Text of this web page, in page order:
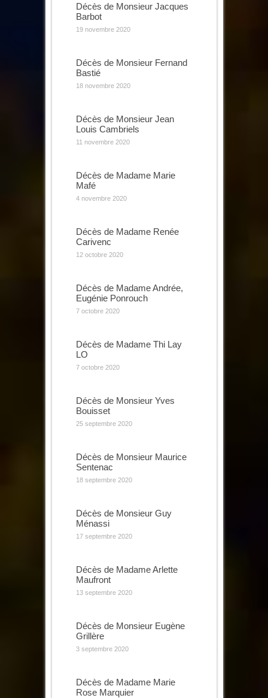
Décès de Monsieur Jacques
Barbot
19 novembre 2020
Décès de Monsieur Fernand
Bastié
18 novembre 2020
Décès de Monsieur Jean
Louis Cambriels
11 novembre 2020
Décès de Madame Marie
Mafé
4 novembre 2020
Décès de Madame Renée
Carivenc
12 octobre 2020
Décès de Madame Andrée,
Eugénie Ponrouch
7 octobre 2020
Décès de Madame Thi Lay
LO
7 octobre 2020
Décès de Monsieur Yves
Bouisset
25 septembre 2020
Décès de Monsieur Maurice
Sentenac
18 septembre 2020
Décès de Monsieur Guy
Ménassi
17 septembre 2020
Décès de Madame Arlette
Maufront
13 septembre 2020
Décès de Monsieur Eugène
Grillère
3 septembre 2020
Décès de Madame Marie
Rose Marquier